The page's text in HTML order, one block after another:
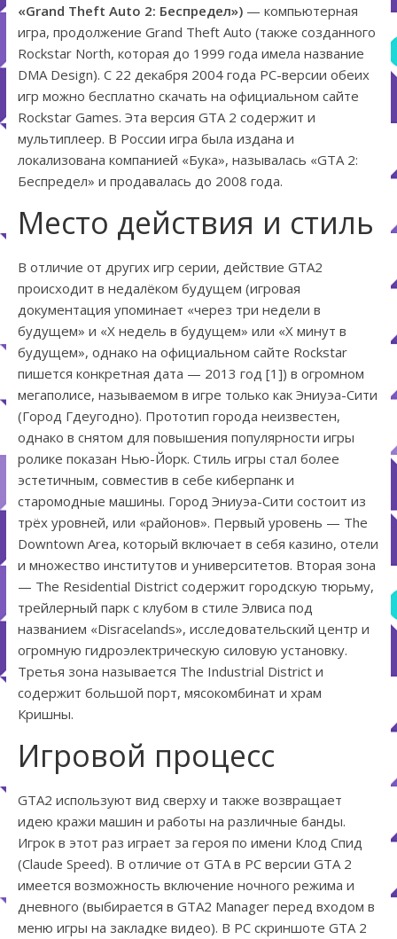
«Grand Theft Auto 2: Беспредел»)— компьютерная
игра, продолжение Grand Theft Auto (также созданного
Rockstar North, которая до 1999 года имела название
DMA Design). С 22 декабря 2004 года PC-версии обеих
игр можно бесплатно скачать на официальном сайте
Rockstar Games. Эта версия GTA 2 содержит и
мультиплеер. В России игра была издана и
локализована компанией «Бука», называлась «GTA 2:
Беспредел» и продавалась до 2008 года.
Место действия и стиль
В отличие от других игр серии, действие GTA2
происходит в недалёком будущем (игровая
документация упоминает «через три недели в
будущем» и «Х недель в будущем» или «Х минут в
будущем», однако на официальном сайте Rockstar
пишется конкретная дата — 2013 год [1]) в огромном
мегаполисе, называемом в игре только как Эниуэа-Сити
(Город Гдеугодно). Прототип города неизвестен,
однако в снятом для повышения популярности игры
ролике показан Нью-Йорк. Стиль игры стал более
эстетичным, совместив в себе киберпанк и
старомодные машины. Город Эниуэа-Сити состоит из
трёх уровней, или «районов». Первый уровень — The
Downtown Area, который включает в себя казино, отели
и множество институтов и университетов. Вторая зона
— The Residential District содержит городскую тюрьму,
трейлерный парк с клубом в стиле Элвиса под
названием «Disracelands», исследовательский центр и
огромную гидроэлектрическую силовую установку.
Третья зона называется The Industrial District и
содержит большой порт, мясокомбинат и храм
Кришны.
Игровой процесс
GTA2 используют вид сверху и также возвращает
идею кражи машин и работы на различные банды.
Игрок в этот раз играет за героя по имени Клод Спид
(Claude Speed). В отличие от GTA в PC версии GTA 2
имеется возможность включение ночного режима и
дневного (выбирается в GTA2 Manager перед входом в
меню игры на закладке видео). В PC скриншоте GTA 2